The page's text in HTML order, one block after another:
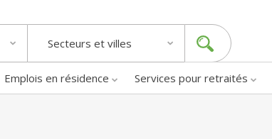
Secteurs et villes
Emplois en résidence Services pour retraités